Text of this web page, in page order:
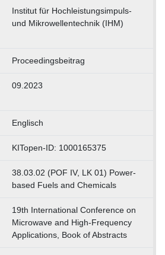
Institut für Hochleistungsimpuls-
und Mikrowellentechnik (IHM)
Proceedingsbeitrag
09.2023
Englisch
KITopen-ID: 1000165375
38.03.02 (POF IV, LK 01) Power-
based Fuels and Chemicals
19th International Conference on
Microwave and High-Frequency
Applications, Book of Abstracts